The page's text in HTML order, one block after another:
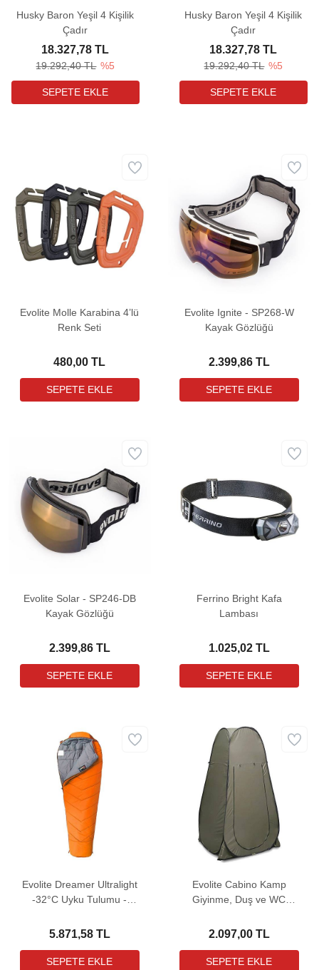
Husky Baron Yeşil 4 Kişilik
Çadır
19.292,40 TL %5
18.327,78 TL
Husky Baron Yeşil 4 Kişilik
Çadır
19.292,40 TL %5
18.327,78 TL
Evolite Molle Karabina 4’lü
Renk Seti
480,00 TL
Evolite Ignite - SP268-W
Kayak Gözlüğü
2.399,86 TL
Evolite Solar - SP246-DB
Kayak Gözlüğü
2.399,86 TL
Ferrino Bright Kafa
Lambası
1.025,02 TL
Evolite Dreamer Ultralight
-32°C Uyku Tulumu -
5.871,58 TL
Evolite Cabino Kamp
Giyinme, Duş ve WC
2.097,00 TL